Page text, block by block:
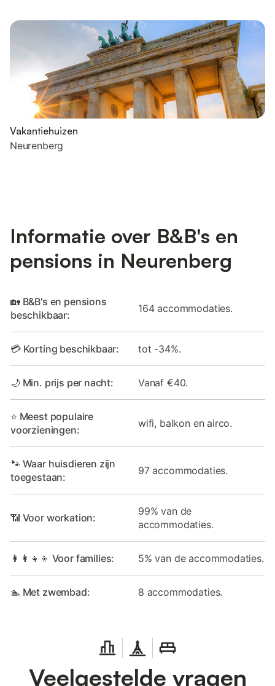
Vakantiehuizen
Neurenberg
Informatie over B&B's en
pensions in Neurenberg
🏡 B&B's en pensions
beschikbaar:
164 accommodaties.
💳 Korting beschikbaar: tot -34%.
🌙 Min. prijs per nacht: Vanaf €40.
⭐ Meest populaire
voorzieningen:
wifi, balkon en airco.
🐾 Waar huisdieren zijn
toegestaan:
97 accommodaties.
📶 Voor workation:
99% van de
accommodaties.
👩‍👩‍👧‍👦 Voor families: 5% van de accommodaties.
🏊 Met zwembad: 8 accommodaties.
Veelgestelde vragen